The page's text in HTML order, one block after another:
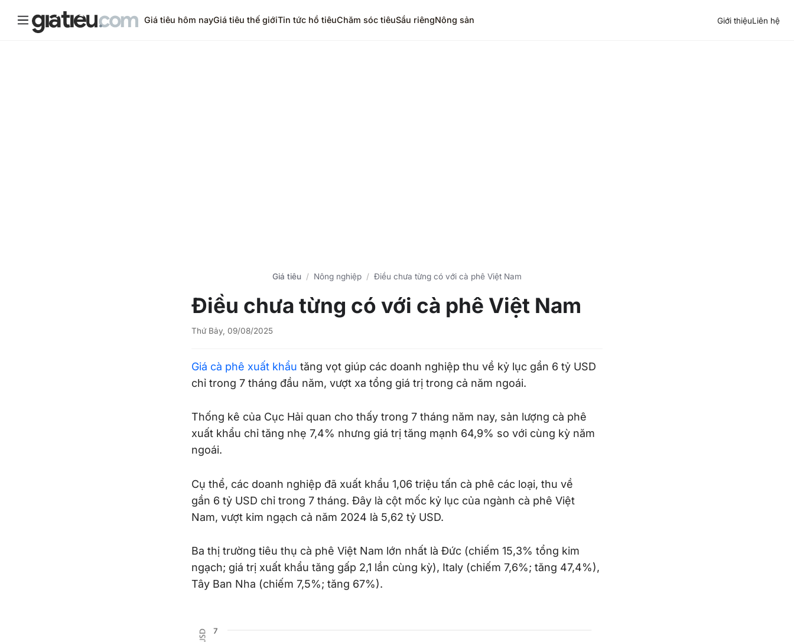
Giá tiêu hôm nayGiá tiêu thế giớiTin tức hồ tiêuChăm sóc tiêuSầu riêngNông sản Giới thiệuLiên hệ
Giá tiêu Nông nghiệp Điều chưa từng có với cà phê Việt Nam
Điều chưa từng có với cà phê Việt Nam
Thứ Bảy, 09/08/2025
Giá cà phê xuất khẩu tăng vọt giúp các doanh nghiệp thu về kỷ lục gần 6 tỷ USD
chỉ trong 7 tháng đầu năm, vượt xa tổng giá trị trong cả năm ngoái.
Thống kê của Cục Hải quan cho thấy trong 7 tháng năm nay, sản lượng cà phê
xuất khẩu chỉ tăng nhẹ 7,4% nhưng giá trị tăng mạnh 64,9% so với cùng kỳ năm
ngoái.
Cụ thể, các doanh nghiệp đã xuất khẩu 1,06 triệu tấn cà phê các loại, thu về
gần 6 tỷ USD chỉ trong 7 tháng. Đây là cột mốc kỷ lục của ngành cà phê Việt
Nam, vượt kim ngạch cả năm 2024 là 5,62 tỷ USD.
Ba thị trường tiêu thụ cà phê Việt Nam lớn nhất là Đức (chiếm 15,3% tổng kim
ngạch; giá trị xuất khẩu tăng gấp 2,1 lần cùng kỳ), Italy (chiếm 7,6%; tăng 47,4%),
Tây Ban Nha (chiếm 7,5%; tăng 67%).